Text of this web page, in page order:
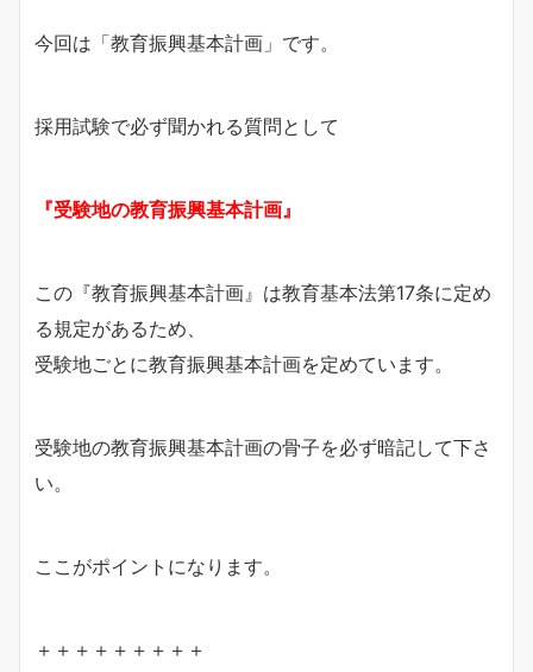
今回は「教育振興基本計画」です。
採用試験で必ず聞かれる質問として
『受験地の教育振興基本計画』
この『教育振興基本計画』は教育基本法第17条に定め
る規定があるため、
受験地ごとに教育振興基本計画を定めています。
受験地の教育振興基本計画の骨子を必ず暗記して下さ
い。
ここがポイントになります。
＋＋＋＋＋＋＋＋＋